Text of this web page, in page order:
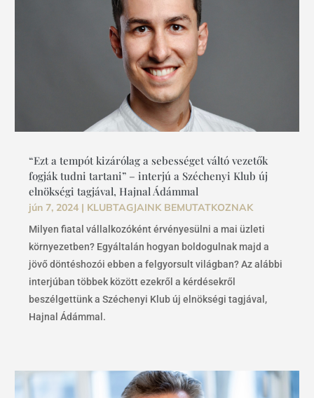
“Ezt a tempót kizárólag a sebességet váltó vezetők
fogják tudni tartani” – interjú a Széchenyi Klub új
elnökségi tagjával, Hajnal Ádámmal
jún 7, 2024 | KLUBTAGJAINK BEMUTATKOZNAK
Milyen fiatal vállalkozóként érvényesülni a mai üzleti
környezetben? Egyáltalán hogyan boldogulnak majd a
jövő döntéshozói ebben a felgyorsult világban? Az alábbi
interjúban többek között ezekről a kérdésekről
beszélgettünk a Széchenyi Klub új elnökségi tagjával,
Hajnal Ádámmal.